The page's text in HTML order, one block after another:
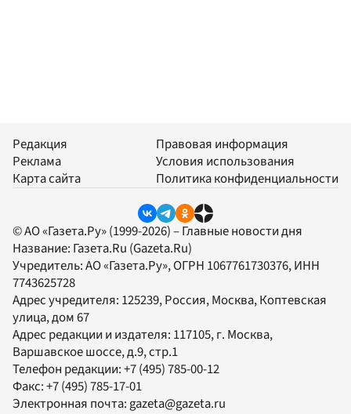
Редакция
Реклама
Карта сайта
Правовая информация
Условия использования
Политика конфиденциальности
© АО «Газета.Ру» (1999-2026) – Главные новости дня
Название: Газета.Ru (Gazeta.Ru)
Учредитель:АО «Газета.Ру», ОГРН 1067761730376, ИНН
7743625728
Адрес учредителя: 125239, Россия, Москва, Коптевская
улица, дом 67
Адрес редакции и издателя: 117105, г. Москва,
Варшавское шоссе, д.9, стр.1
Телефон редакции:+7 (495) 785-00-12
Факс:+7 (495) 785-17-01
Электронная почта: gazeta@gazeta.ru